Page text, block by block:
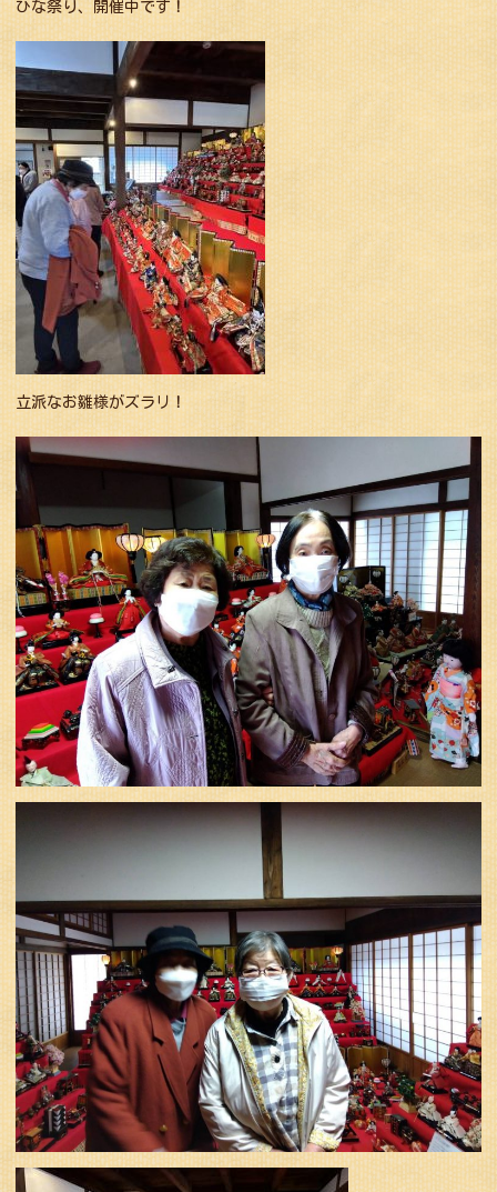
ひな祭り、開催中です！
立派なお雛様がズラリ！